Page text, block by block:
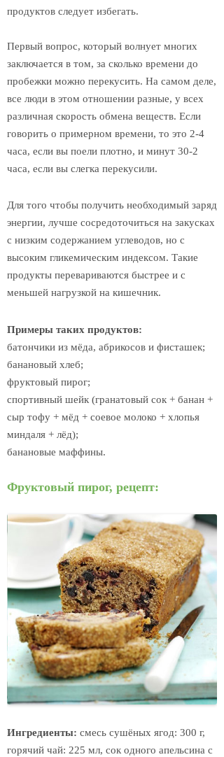
продуктов следует избегать.
Первый вопрос, который волнует многих
заключается в том, за сколько времени до
пробежки можно перекусить. На самом деле,
все люди в этом отношении разные, у всех
различная скорость обмена веществ. Если
говорить о примерном времени, то это 2-4
часа, если вы поели плотно, и минут 30-2
часа, если вы слегка перекусили.
Для того чтобы получить необходимый заряд
энергии, лучше сосредоточиться на закусках
с низким содержанием углеводов, но с
высоким гликемическим индексом. Такие
продукты перевариваются быстрее и с
меньшей нагрузкой на кишечник.
Примеры таких продуктов:
батончики из мёда, абрикосов и фисташек;
банановый хлеб;
фруктовый пирог;
спортивный шейк (гранатовый сок + банан +
сыр тофу + мёд + соевое молоко + хлопья
миндаля + лёд);
банановые маффины.
Фруктовый пирог, рецепт:
Ингредиенты: смесь сушёных ягод: 300 г,
горячий чай: 225 мл, сок одного апельсина с